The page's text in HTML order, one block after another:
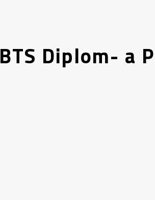
BTS Diplom- a